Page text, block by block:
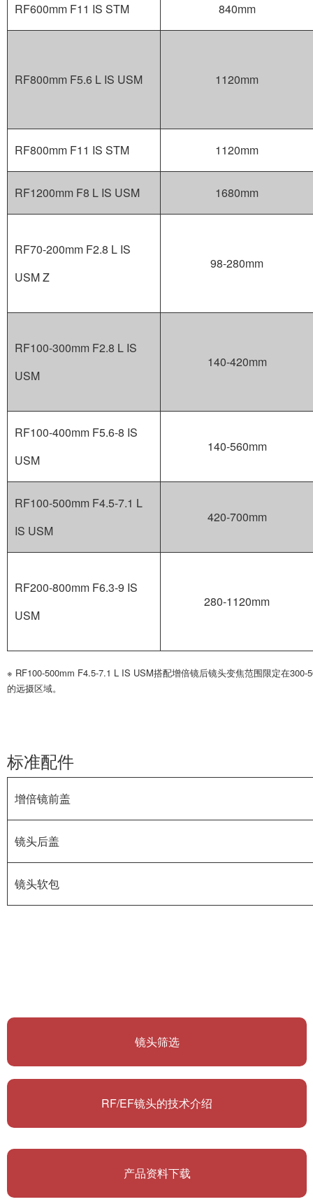
RF600mm F11 IS STM 840mm
RF800mm F5.6 L IS USM 1120mm
RF800mm F11 IS STM 1120mm
RF1200mm F8 L IS USM 1680mm
RF70-200mm F2.8 L IS
USM Z
98-280mm
RF100-300mm F2.8 L IS
USM
140-420mm
RF100-400mm F5.6-8 IS
USM
140-560mm
RF100-500mm F4.5-7.1 L
IS USM
420-700mm
RF200-800mm F6.3-9 IS
USM
280-1120mm
※ RF100-500mm F4.5-7.1 L IS USM搭配增倍镜后镜头变焦范围限定在
的远摄区域。
标准配件
增倍镜前盖
镜头后盖
镜头软包
镜头筛选
RF/EF镜头的技术介绍
产品资料下载